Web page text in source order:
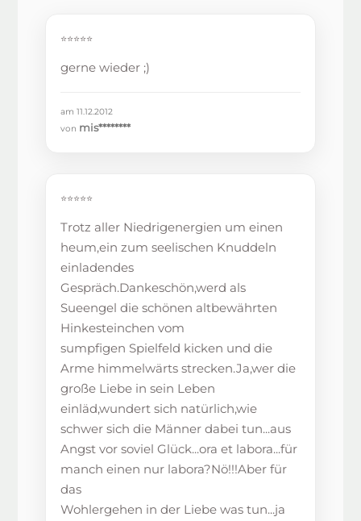
⭐⭐⭐⭐⭐
gerne wieder ;)
am 11.12.2012
von mis********
⭐⭐⭐⭐⭐
Trotz aller Niedrigenergien um einen
heum,ein zum seelischen Knuddeln
einladendes
Gespräch.Dankeschön,werd als
Sueengel die schönen altbewährten
Hinkesteinchen vom
sumpfigen Spielfeld kicken und die
Arme himmelwärts strecken.Ja,wer die
große Liebe in sein Leben
einläd,wundert sich natürlich,wie
schwer sich die Männer dabei tun...aus
Angst vor soviel Glück...ora et labora...für
manch einen nur labora?Nö!!!Aber für
das
Wohlergehen in der Liebe was tun...ja